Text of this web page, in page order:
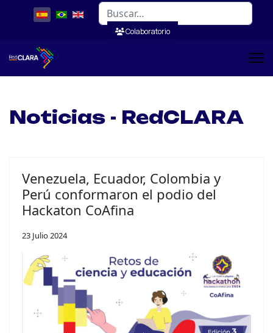
Buscar
Colaboratorio
Noticias - RedCLARA
Venezuela, Ecuador, Colombia y
Perú conformaron el podio del
Hackaton CoAfina
23 Julio 2024